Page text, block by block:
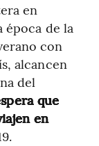
en
época de la
con
alcancen
del
que
en